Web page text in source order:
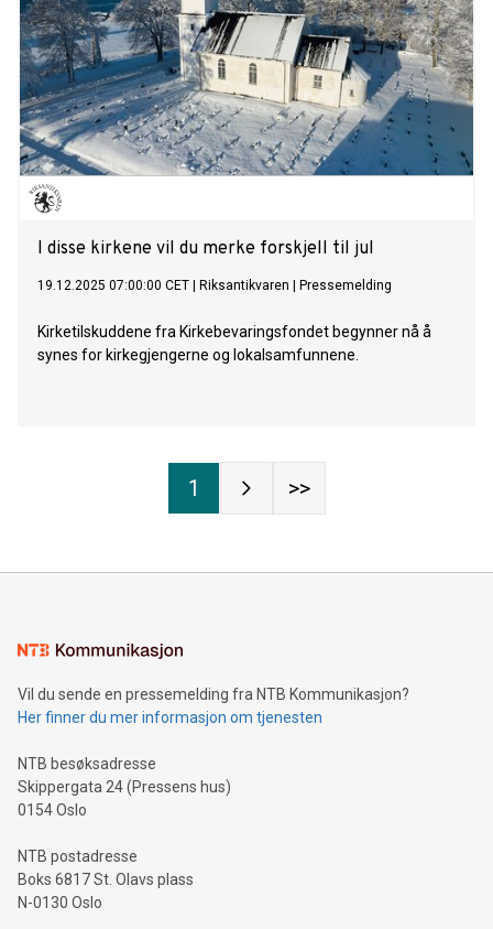
I disse kirkene vil du merke forskjell til jul
19.12.2025 07:00:00 CET Riksantikvaren Pressemelding
Kirketilskuddene fra Kirkebevaringsfondet begynner nå å
synes for kirkegjengerne og lokalsamfunnene.
1 >>
Vil du sende en pressemelding fra NTB Kommunikasjon?
Her finner du mer informasjon om tjenesten
NTB besøksadresse
Skippergata 24 (Pressens hus)
0154 Oslo
NTB postadresse
Boks 6817 St. Olavs plass
N-0130 Oslo